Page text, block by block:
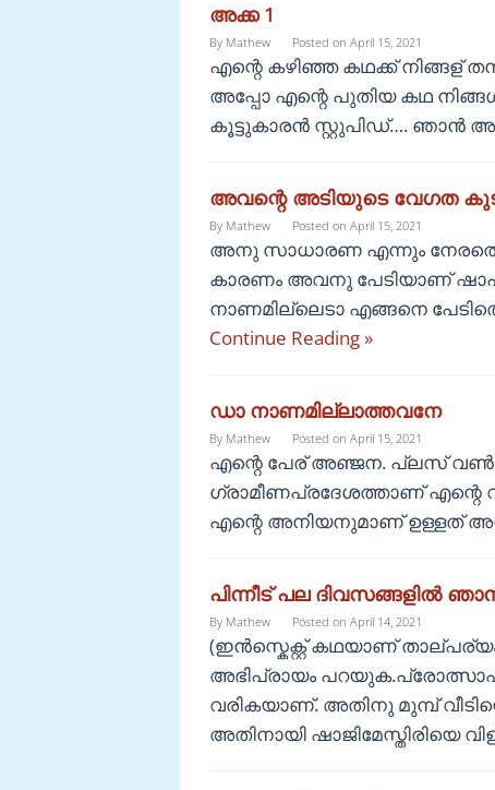
അക്ക 1
By Mathew Posted on April 15, 2021
എന്റെ കഴിഞ്ഞ കഥക്ക് നിങ്ങള്
അപ്പോ എന്റെ പുതിയ കഥ
കൂട്ടുകാരൻ സ്റ്റുപിഡ്…. ഞാൻ
അവന്റെ അടിയുടെ വേഗത
By Mathew Posted on April 15, 2021
അനു സാധാരണ എന്നും നേരത്തെ
കാരണം അവനു പേടിയാണ്
നാണമില്ലെടാ എങ്ങനെ
Continue Reading »
ഡാ നാണമില്ലാത്തവനേ
By Mathew Posted on April 15, 2021
എന്റെ പേര് അഞ്ജന. പ്ലസ് വണ്‍
ഗ്രാമീണപ്രദേശത്താണ് എന്റെ
എന്റെ അനിയനുമാണ് ഉള്ളത്
പിന്നീട് പല ദിവസങ്ങളിൽ
By Mathew Posted on April 14, 2021
(ഇൻസ്കെക്റ്റ് കഥയാണ്
അഭിപ്രായം
വരികയാണ്. അതിനു മുമ്പ്
അതിനായി ഷാജിമേസ്തിരിയെ